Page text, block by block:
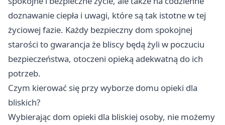
doznawanie ciepła i uwagi, które są tak istotne w tej
życiowej fazie. Każdy bezpieczny dom spokojnej
starości to gwarancja że bliscy będą żyli w poczuciu
bezpieczeństwa, otoczeni opieką adekwatną do ich
potrzeb.
Czym kierować się przy wyborze domu opieki dla
bliskich?
Wybierając dom opieki dla bliskiej osoby, nie możemy